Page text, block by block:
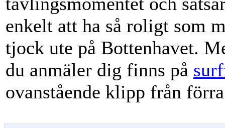
enkelt att ha så roligt som
tjock ute på Bottenhavet.
du anmäler dig finns på
ovanstående klipp från